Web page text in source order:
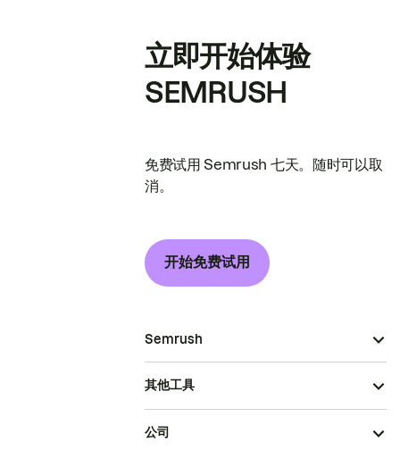
立即开始体验
SEMRUSH
免费试用 Semrush 七天。随时可以取
消。
开始免费试用
Semrush
其他工具
公司